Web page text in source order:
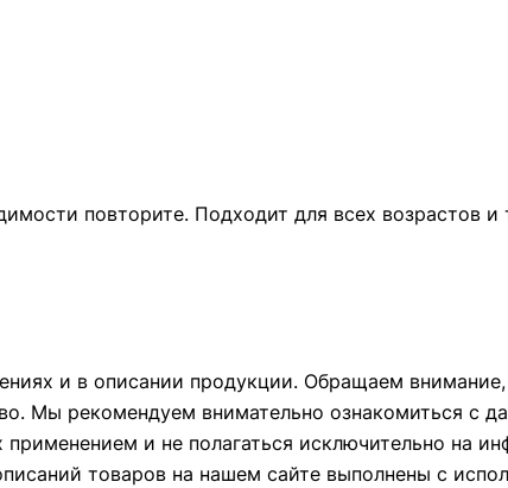
повторите. Подходит для всех возрастов и
и в описании продукции. Обращаем внимание,
Мы рекомендуем внимательно ознакомиться с
и не полагаться исключительно на
товаров на нашем сайте выполнены с